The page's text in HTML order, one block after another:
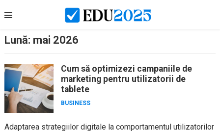
to
Lună: mai 2026
Cum să optimizezi campaniile de
marketing pentru utilizatorii de
tablete
BUSINESS
Adaptarea strategiilor digitale la comportamentul utilizatorilor